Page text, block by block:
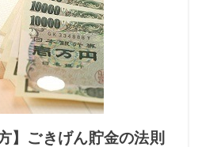
】ごきげん貯金の法則